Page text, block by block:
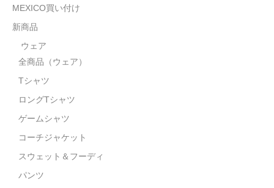
シューズ
ORIGINAL
STILL 90’s
Chicano Life
Por Vida
全商品（ORIGINAL）
MEXICO買い付け
新商品
ウェア
全商品（ウェア）
Tシャツ
ロングTシャツ
ゲームシャツ
コーチジャケット
スウェット＆フーディ
パンツ